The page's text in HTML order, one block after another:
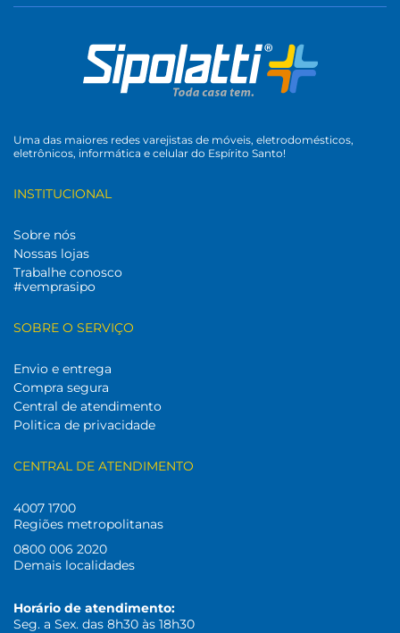
Uma das maiores redes varejistas de móveis, eletrodomésticos,
eletrônicos, informática e celular do Espírito Santo!
INSTITUCIONAL
Sobre nós
Nossas lojas
Trabalhe conosco
#vemprasipo
SOBRE O SERVIÇO
Envio e entrega
Compra segura
Central de atendimento
Politica de privacidade
CENTRAL DE ATENDIMENTO
4007 1700
Regiões metropolitanas
0800 006 2020
Demais localidades
Horário de atendimento:
Seg. a Sex. das 8h30 às 18h30